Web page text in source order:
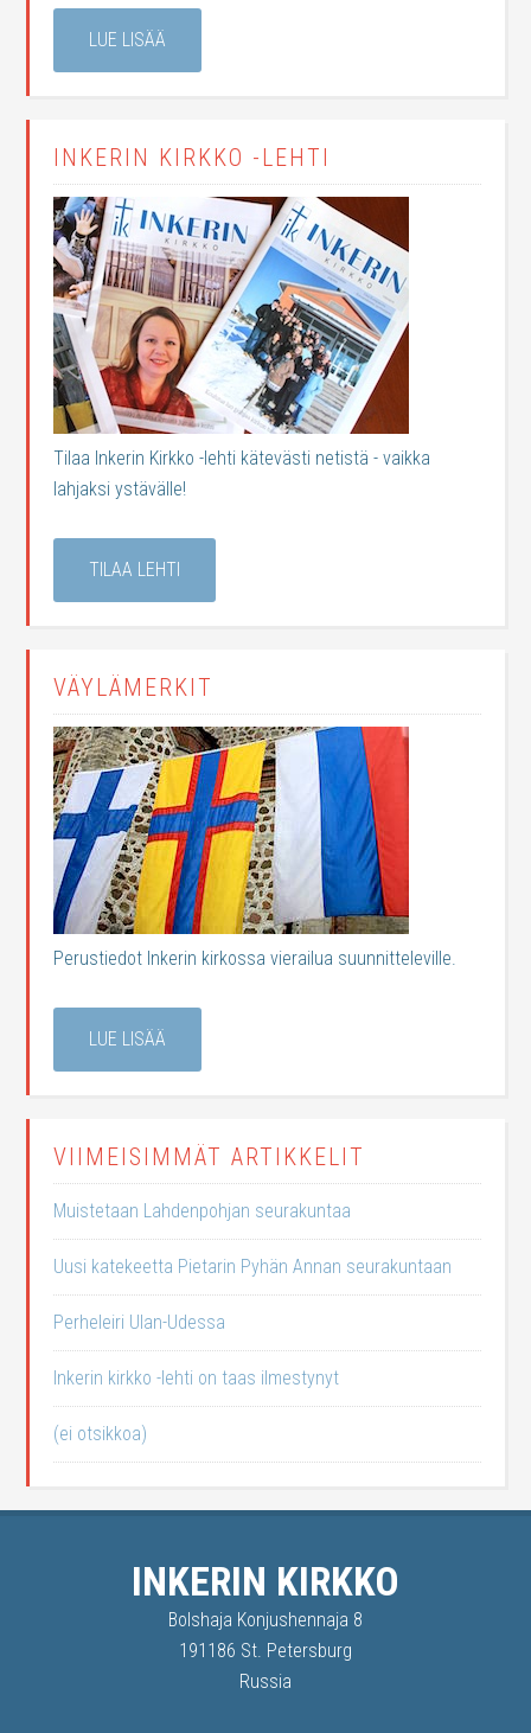
LUE LISÄÄ
INKERIN KIRKKO -LEHTI
Tilaa Inkerin Kirkko -lehti kätevästi netistä - vaikka
lahjaksi ystävälle!
TILAA LEHTI
VÄYLÄMERKIT
Perustiedot Inkerin kirkossa vierailua suunnitteleville.
LUE LISÄÄ
VIIMEISIMMÄT ARTIKKELIT
Muistetaan Lahdenpohjan seurakuntaa
Uusi katekeetta Pietarin Pyhän Annan seurakuntaan
Perheleiri Ulan-Udessa
Inkerin kirkko -lehti on taas ilmestynyt
(ei otsikkoa)
INKERIN KIRKKO
Bolshaja Konjushennaja 8
191186 St. Petersburg
Russia